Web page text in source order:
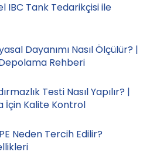
IBC Tank Tedarikçisi ile
Dayanımı Nasıl Ölçülür? |
Rehberi
Testi Nasıl Yapılır? |
İçin Kalite Kontrol
Neden Tercih Edilir?